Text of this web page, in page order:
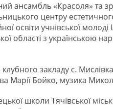
ансамбль «Красоля» та
центру
освіти учнівської
області з українською
закладу с.
Марії Бойко, музика
школи Тячівської